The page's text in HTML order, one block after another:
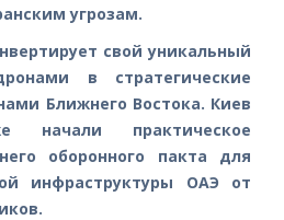
угрозам.
свой уникальный
в стратегические
Ближнего Востока. Киев
практическое
оборонного пакта для
инфраструктуры ОАЭ от